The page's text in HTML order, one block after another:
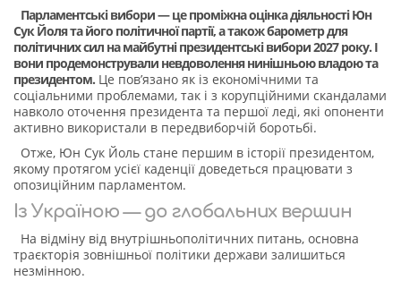
Парламентські вибори — це проміжна оцінка діяльності Юн
Сук Йоля та його політичної партії, а також барометр для
політичних сил на майбутні президентські вибори 2027 року. І
вони продемонстрували невдоволення нинішньою владою та
президентом. Це пов’язано як із економічними та
соціальними проблемами, так і з корупційними скандалами
навколо оточення президента та першої леді, які опоненти
активно використали в передвиборчій боротьбі.
Отже, Юн Сук Йоль стане першим в історії президентом,
якому протягом усієї каденції доведеться працювати з
опозиційним парламентом.
Із Україною — до глобальних вершин
На відміну від внутрішньополітичних питань, основна
траєкторія зовнішньої політики держави залишиться
незмінною.